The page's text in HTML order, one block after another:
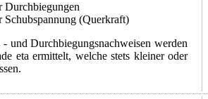
Durchbiegungen
Schubspannung (Querkraft)
und Durchbiegungsnachweisen werden
eta ermittelt, welche stets kleiner oder